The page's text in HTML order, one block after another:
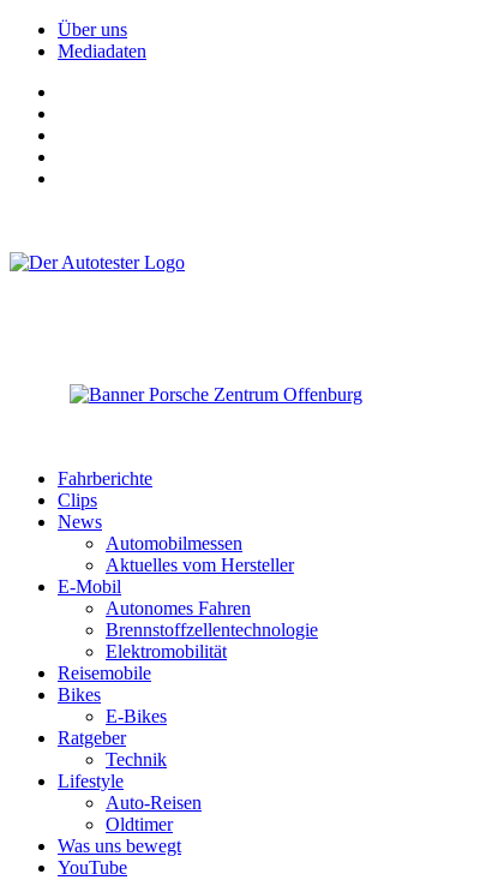
Über uns
Mediadaten
Fahrberichte
Clips
News
Automobilmessen
Aktuelles vom Hersteller
E-Mobil
Autonomes Fahren
Brennstoffzellentechnologie
Elektromobilität
Reisemobile
Bikes
E-Bikes
Ratgeber
Technik
Lifestyle
Auto-Reisen
Oldtimer
Was uns bewegt
YouTube